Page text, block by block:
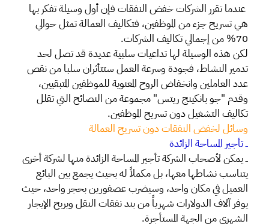
عندما تقرر الشركات خفض النفقات فإن أول وسيلة تفكر بها
هي تسريح جزء من الموظفين، فتكاليف العمالة تمثل حوالي
70% من إجمالي تكاليف الشركات.
لكن هذه الوسيلة لها تداعيات سلبية عديدة قد تصل لحد
تدمير النشاط، فجودة وسرعة العمل ستتأثران سلبا من نقص
عدد العاملين وانخفاض الروح المعنوية للموظفين المتبقيين،
وقدم "جو بانكينج ريتس" مجموعة من النصائح التي تقلل
تكاليف التشغيل دون تسريح الموظفين.
وسائل لخفض النفقات دون تسريح العمالة
ــ تأجير المساحة الزائدة
ــ يمكن لأصحاب الشركة تأجير المساحة الزائدة منها لشركة أخرى
يتناسب نشاطها معها، بل مكملاً له بحيث يجمع بين البائع
العميل في مكان واحد، وسيضرب عصفورين بحجر واحد، حيث
يوفر آلاف الدولارات شهرياً من بند نفقات النقل ويربح الإيجار
الشهري من الجهة المستأجرة.